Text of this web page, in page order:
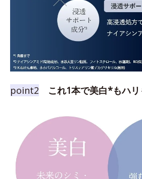
point2 これ1本で美白*もハリ